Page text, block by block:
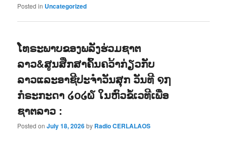
Posted in Uncategorized
ໂທຣະພາບຂອງພລັງຮ່ວມຊາຕ
ລາວ&ສູນສືກສາຄົ້ນຄວ້າກ່ຽວກັບ
ລາວແລະອາຊີປະຈຳວັນສຸກ ວັນທີ ໑໗
ກໍຣະກະດາ ໒໐໒໖ ໃນຫົວຂໍ້ເວທີເພື່ອ
ຊາຕລາວ :
Posted onJuly 18, 2026by Radio CERLALAOS